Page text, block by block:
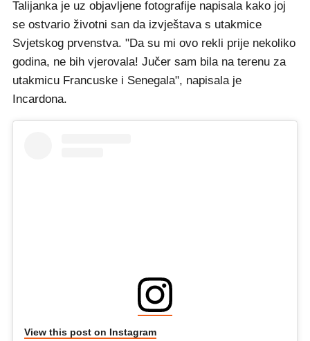
Talijanka je uz objavljene fotografije napisala kako joj
se ostvario životni san da izvještava s utakmice
Svjetskog prvenstva. "Da su mi ovo rekli prije nekoliko
godina, ne bih vjerovala! Jučer sam bila na terenu za
utakmicu Francuske i Senegala", napisala je
Incardona.
View this post on Instagram